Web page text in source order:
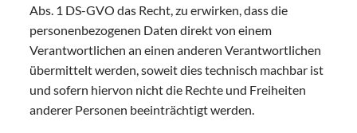
Abs. 1 DS-GVO das Recht, zu erwirken, dass die
personenbezogenen Daten direkt von einem
Verantwortlichen an einen anderen Verantwortlichen
übermittelt werden, soweit dies technisch machbar ist
und sofern hiervon nicht die Rechte und Freiheiten
anderer Personen beeinträchtigt werden.